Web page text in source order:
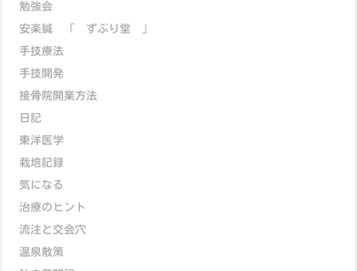
勉強会
安楽鍼 「 ずぶり堂 」
手技療法
手技開発
接骨院開業方法
日記
東洋医学
栽培記録
気になる
治療のヒント
流注と交会穴
温泉散策